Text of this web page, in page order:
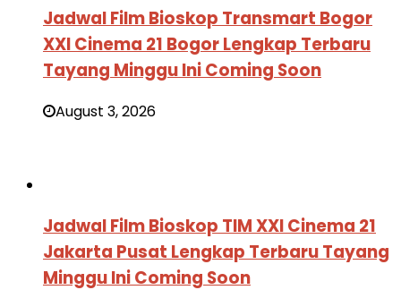
Jadwal Film Bioskop Transmart Bogor
XXI Cinema 21 Bogor Lengkap Terbaru
Tayang Minggu Ini Coming Soon
August 3, 2026
Jadwal Film Bioskop TIM XXI Cinema 21
Jakarta Pusat Lengkap Terbaru Tayang
Minggu Ini Coming Soon